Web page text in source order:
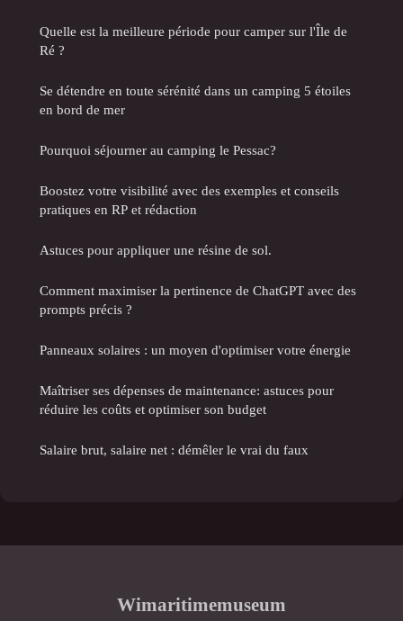
Quelle est la meilleure période pour camper sur l'Île de
Ré ?
Se détendre en toute sérénité dans un camping 5 étoiles
en bord de mer
Pourquoi séjourner au camping le Pessac?
Boostez votre visibilité avec des exemples et conseils
pratiques en RP et rédaction
Astuces pour appliquer une résine de sol.
Comment maximiser la pertinence de ChatGPT avec des
prompts précis ?
Panneaux solaires : un moyen d'optimiser votre énergie
Maîtriser ses dépenses de maintenance: astuces pour
réduire les coûts et optimiser son budget
Salaire brut, salaire net : démêler le vrai du faux
Wimaritimemuseum